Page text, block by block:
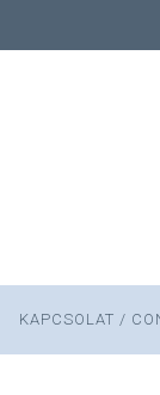
KAPCSOLAT /